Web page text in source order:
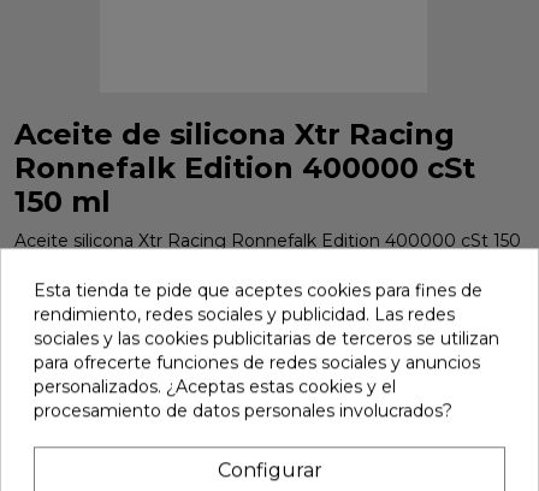
Aceite de silicona Xtr Racing
Ronnefalk Edition 400000 cSt
150 ml
Aceite silicona Xtr Racing Ronnefalk Edition 400000 cSt 150
Marca: Xtr Racing Ref: SIL-400000RV2B1
11,50 €
Añadir
Esta tienda te pide que aceptes cookies para fines de
rendimiento, redes sociales y publicidad. Las redes
sociales y las cookies publicitarias de terceros se utilizan
para ofrecerte funciones de redes sociales y anuncios
personalizados. ¿Aceptas estas cookies y el
procesamiento de datos personales involucrados?
Configurar